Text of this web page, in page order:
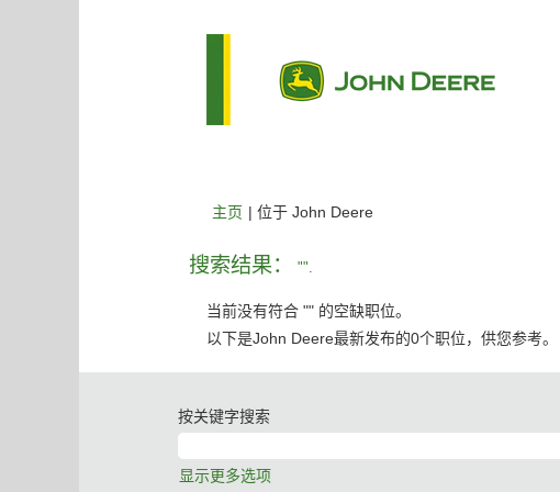
主页 | 位于 John Deere（当
搜索结果： "".
当前没有符合 "" 的空缺职位。
以下是John Deere最新发布的0个职位，供您参考。
按关键字搜索
显示更多选项